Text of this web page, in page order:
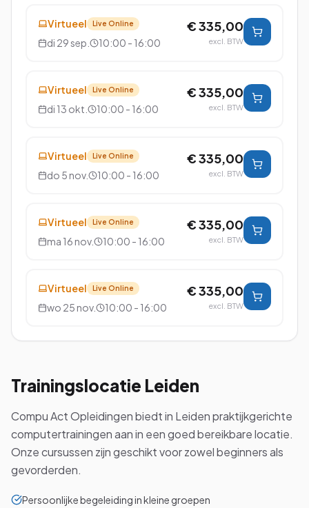
Virtueel Live Online
di 29 sep. 10:00 - 16:00
€ 335,00
excl. BTW
Virtueel Live Online
di 13 okt. 10:00 - 16:00
€ 335,00
excl. BTW
Virtueel Live Online
do 5 nov. 10:00 - 16:00
€ 335,00
excl. BTW
Virtueel Live Online
ma 16 nov. 10:00 - 16:00
€ 335,00
excl. BTW
Virtueel Live Online
wo 25 nov. 10:00 - 16:00
€ 335,00
excl. BTW
Trainingslocatie Leiden
Compu Act Opleidingen biedt in Leiden praktijkgerichte
computertrainingen aan in een goed bereikbare locatie.
Onze cursussen zijn geschikt voor zowel beginners als
gevorderden.
Persoonlijke begeleiding in kleine groepen